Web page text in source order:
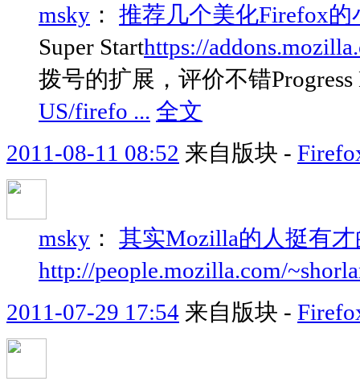
msky ： 推荐几个美化Firefox
Super Starthttps://
拨号的扩展，评价不错Progress
US/firefo ... 全文
2011-08-11 08:52 来自版块 -
msky ： 其实Mozilla的人挺有
http://people.mozilla.com/
2011-07-29 17:54 来自版块 -